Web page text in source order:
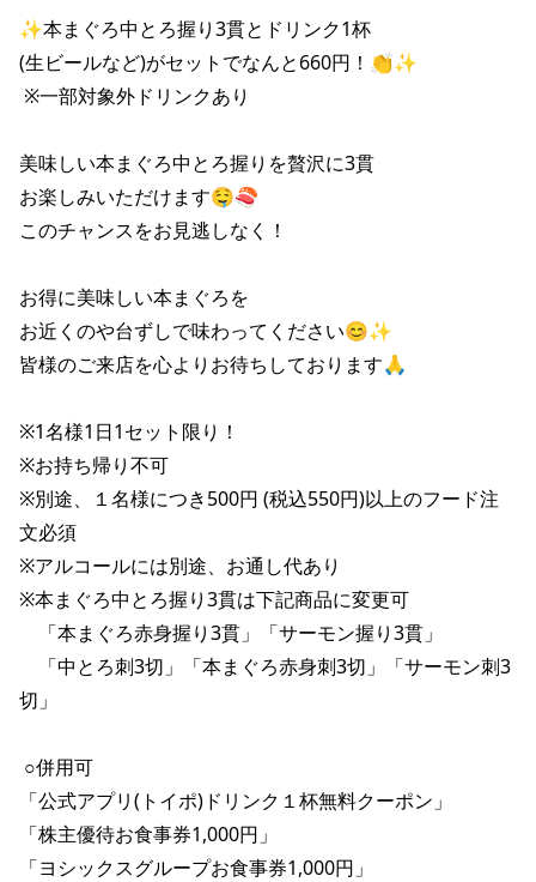
華花
有価証券報告書等法定開示資料
株主通信
その他IR資料
適時開示資料
株主優待
電子公告
IRお問い合わせ
✨本まぐろ中とろ握り3貫とドリンク1杯
(生ビールなど)がセットでなんと660円！👏✨
美味しい本まぐろ中とろ握りを贅沢に3貫
お楽しみいただけます🤤🍣
このチャンスをお見逃しなく！
お得に美味しい本まぐろを
お近くのや台ずしで味わってください😊✨
皆様のご来店を心よりお待ちしております🙏
※1名様1日1セット限り！
※お持ち帰り不可
※別途、１名様につき500円 (税込550円)以上のフード注
文必須
※アルコールには別途、お通し代あり
※本まぐろ中とろ握り3貫は下記商品に変更可
「本まぐろ赤身握り3貫」「サーモン握り3貫」
「中とろ刺3切」「本まぐろ赤身刺3切」「サーモン刺3
切」
「公式アプリ(トイポ)ドリンク１杯無料クーポン」
「株主優待お食事券1,000円」
「ヨシックスグループお食事券1,000円」